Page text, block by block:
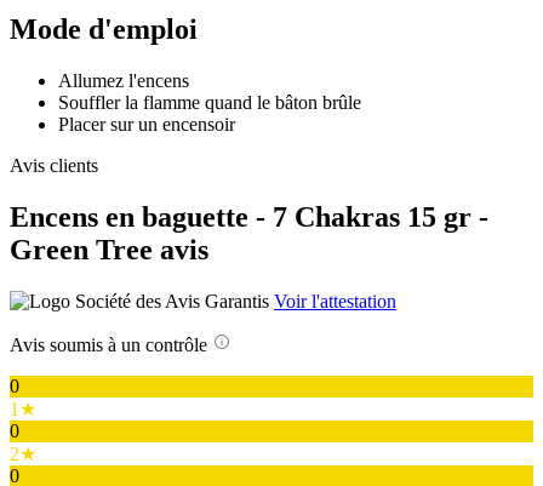
Mode d'emploi
Allumez l'encens
Souffler la flamme quand le bâton brûle
Placer sur un encensoir
Avis clients
Encens en baguette - 7 Chakras 15 gr -
Green Tree avis
Voir l'attestation
Avis soumis à un contrôle
0
1★
0
2★
0